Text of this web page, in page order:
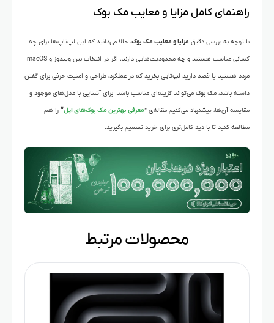
راهنمای کامل مزایا و معایب مک بوک
با توجه به بررسی دقیق مزایا و معایب مک بوک، حالا می‌دانید که این لپ‌تاپ‌ها برای چه
کسانی مناسب هستند و چه محدودیت‌هایی دارند. اگر در انتخاب بین ویندوز و macOS
مردد هستید یا قصد دارید لپ‌تاپی بخرید که در عملکرد، طراحی و امنیت حرفی برای گفتن
داشته باشد، مک بوک می‌تواند گزینه‌ای مناسب باشد. برای آشنایی با مدل‌های موجود و
مقایسه آن‌ها، پیشنهاد می‌کنیم مقاله‌ی “معرفی بهترین مک بوک‌های اپل“ را هم
مطالعه کنید تا با دید کامل‌تری برای خرید تصمیم بگیرید.
محصولات مرتبط